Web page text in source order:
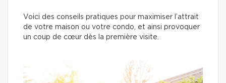
Voici des conseils pratiques pour maximiser l’attrait
de votre maison ou votre condo, et ainsi provoquer
un coup de cœur dès la première visite.